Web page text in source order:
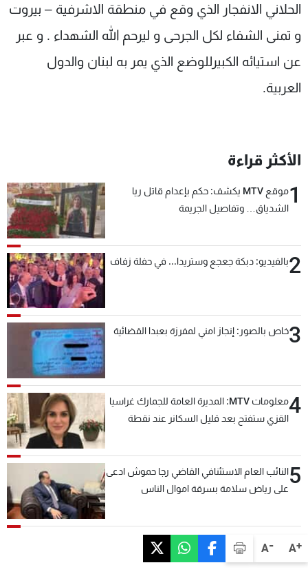
A+
A-
الحلاني الانفجار الذي وقع في منطقة الاشرفية – بيروت
و تمنى الشفاء لكل الجرحى و ليرحم الله الشهداء . و عبر
عن استيائه الكبيرللوضع الذي يمر به لبنان والدول
العربية.
الأكثر قراءة
1
موقع MTV يكشف: حكم بإعدام قاتل ريا
الشدياق… وتفاصيل الجريمة
2بالفيديو: دبكة جعجع وستريدا... في حفلة زفاف
3خاص بالصور: إنجاز امني لمفرزة بعبدا القضائية
4
معلومات MTV: المديرة العامة للجمارك غراسيا
القزي ستفتح بعد قليل السكانر عند نقطة
السعودية والدول العربية
5النائب العام الاستئنافي القاضي رجا حموش ادعى
على رياض سلامة بسرقة اموال الناس
عن MTV
لاعلاناتكم
وظائف
شروط الإسـتخدام